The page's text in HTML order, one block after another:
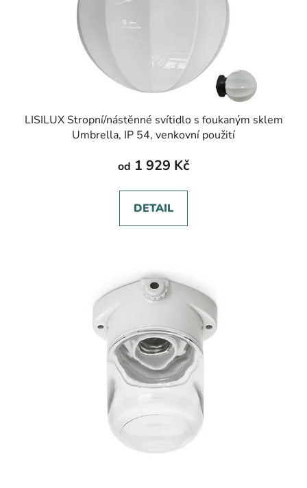
LISILUX Stropní/nástěnné svítidlo s foukaným sklem
Umbrella, IP 54, venkovní použití
od 1 929 Kč
DETAIL